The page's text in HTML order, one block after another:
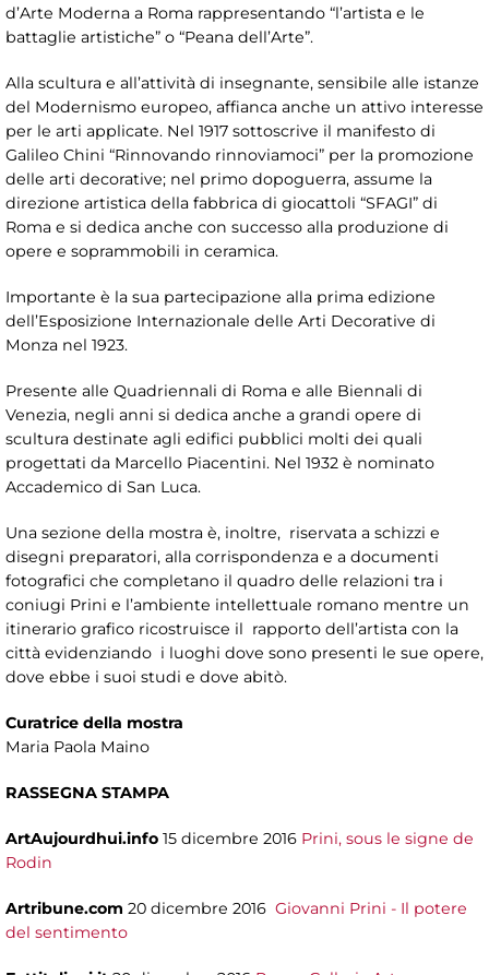
d’Arte Moderna a Roma rappresentando “l’artista e le
battaglie artistiche” o “Peana dell’Arte”.
Alla scultura e all’attività di insegnante, sensibile alle istanze
del Modernismo europeo, affianca anche un attivo interesse
per le arti applicate. Nel 1917 sottoscrive il manifesto di
Galileo Chini “Rinnovando rinnoviamoci” per la promozione
delle arti decorative; nel primo dopoguerra, assume la
direzione artistica della fabbrica di giocattoli “SFAGI” di
Roma e si dedica anche con successo alla produzione di
opere e soprammobili in ceramica.
Importante è la sua partecipazione alla prima edizione
dell’Esposizione Internazionale delle Arti Decorative di
Monza nel 1923.
Presente alle Quadriennali di Roma e alle Biennali di
Venezia, negli anni si dedica anche a grandi opere di
scultura destinate agli edifici pubblici molti dei quali
progettati da Marcello Piacentini. Nel 1932 è nominato
Accademico di San Luca.
Una sezione della mostra è, inoltre, riservata a schizzi e
disegni preparatori, alla corrispondenza e a documenti
fotografici che completano il quadro delle relazioni tra i
coniugi Prini e l’ambiente intellettuale romano mentre un
itinerario grafico ricostruisce il rapporto dell’artista con la
città evidenziando i luoghi dove sono presenti le sue opere,
dove ebbe i suoi studi e dove abitò.
Curatrice della mostra
Maria Paola Maino
RASSEGNA STAMPA
ArtAujourdhui.info 15 dicembre 2016 Prini, sous le signe de
Rodin
Artribune.com 20 dicembre 2016 Giovanni Prini - Il potere
del sentimento